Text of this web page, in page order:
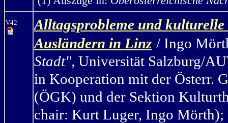
V42
Alltagsprobleme und
Ausländern in Linz / Ingo
Stadt", Universität Salzburg/
in Kooperation mit der Österr.
(ÖGK) und der Sektion
chair: Kurt Luger, Ingo